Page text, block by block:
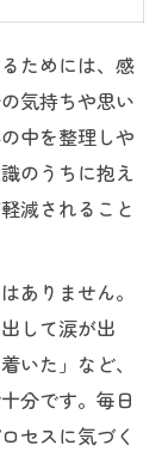
ためには、感
気持ちや思い
中を整理しや
のうちに抱え
減されること
ありません。
して涙が出
いた」など、
分です。毎日
セスに気づく